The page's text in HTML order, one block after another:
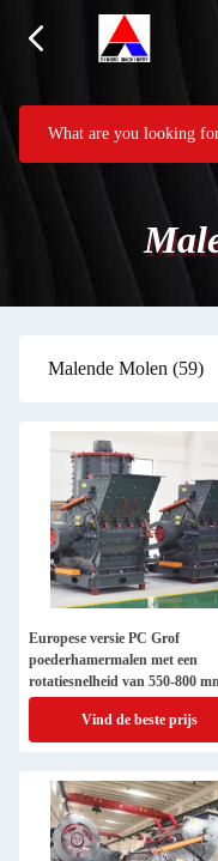
Malende Molen (59)
Europese versie PC Grof
poederhamermalen met een
rotatiesnelheid van 550-800
Vind de beste prijs